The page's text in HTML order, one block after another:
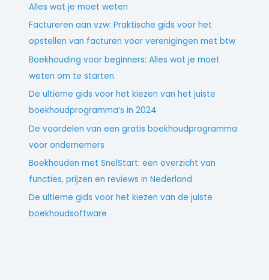
Alles wat je moet weten
Factureren aan vzw: Praktische gids voor het
opstellen van facturen voor verenigingen met btw
Boekhouding voor beginners: Alles wat je moet
weten om te starten
De ultieme gids voor het kiezen van het juiste
boekhoudprogramma’s in 2024
De voordelen van een gratis boekhoudprogramma
voor ondernemers
Boekhouden met SnelStart: een overzicht van
functies, prijzen en reviews in Nederland
De ultieme gids voor het kiezen van de juiste
boekhoudsoftware